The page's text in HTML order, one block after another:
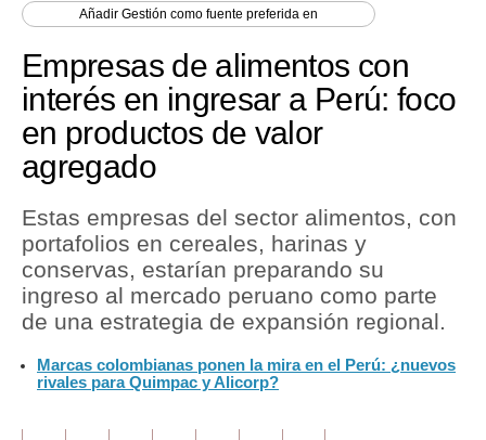
Perú
Política
Tu Dinero
Finanzas Personales
Inmobiliarias
Plus G
Editorial
Pregunta de hoy
AñadirGestión como fuente preferida en
Empresas de alimentos con
interés en ingresar a Perú: foco
en productos de valor
agregado
Estas empresas del sector alimentos, con
portafolios en cereales, harinas y
conservas, estarían preparando su
ingreso al mercado peruano como parte
de una estrategia de expansión regional.
Marcas colombianas ponen la mira en el Perú: ¿nuevos
rivales para Quimpac y Alicorp?